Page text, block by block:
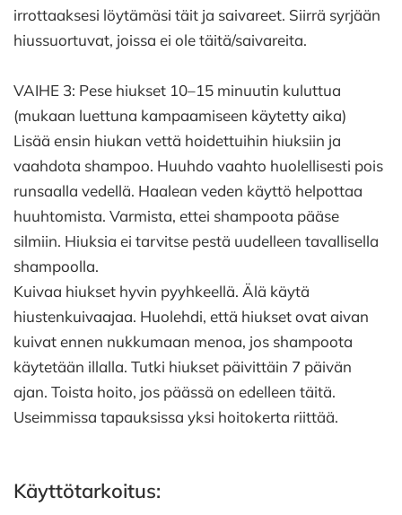
irrottaaksesi löytämäsi täit ja saivareet. Siirrä syrjään
hiussuortuvat, joissa ei ole täitä/saivareita.
VAIHE 3: Pese hiukset 10–15 minuutin kuluttua
(mukaan luettuna kampaamiseen käytetty aika)
Lisää ensin hiukan vettä hoidettuihin hiuksiin ja
vaahdota shampoo. Huuhdo vaahto huolellisesti pois
runsaalla vedellä. Haalean veden käyttö helpottaa
huuhtomista. Varmista, ettei shampoota pääse
silmiin. Hiuksia ei tarvitse pestä uudelleen tavallisella
shampoolla.
Kuivaa hiukset hyvin pyyhkeellä. Älä käytä
hiustenkuivaajaa. Huolehdi, että hiukset ovat aivan
kuivat ennen nukkumaan menoa, jos shampoota
käytetään illalla. Tutki hiukset päivittäin 7 päivän
ajan. Toista hoito, jos päässä on edelleen täitä.
Useimmissa tapauksissa yksi hoitokerta riittää.
Käyttötarkoitus: